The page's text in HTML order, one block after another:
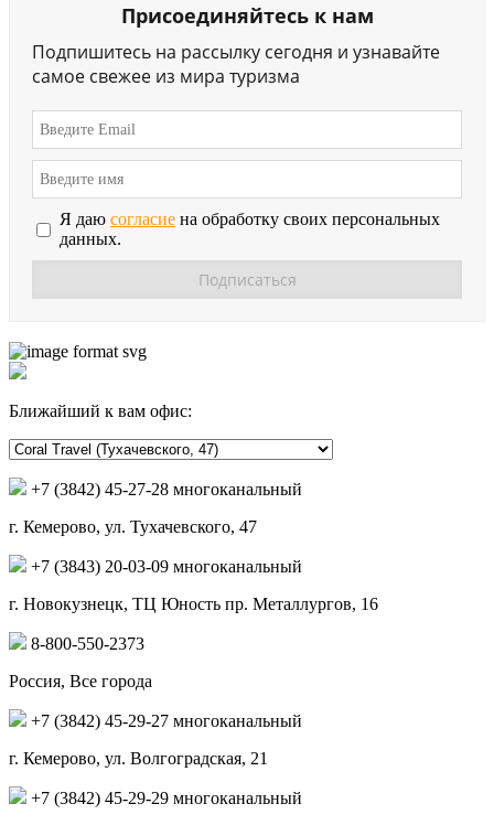
Присоединяйтесь к нам
Подпишитесь на рассылку сегодня и узнавайте
самое свежее из мира туризма
Я даю согласие на обработку своих персональных
данных.
Ближайший к вам офис:
+7 (3842) 45-27-28 многоканальный
г. Кемерово, ул. Тухачевского, 47
+7 (3843) 20-03-09 многоканальный
г. Новокузнецк, ТЦ Юность пр. Металлургов, 16
8-800-550-2373
Россия, Все города
+7 (3842) 45-29-27 многоканальный
г. Кемерово, ул. Волгоградская, 21
+7 (3842) 45-29-29 многоканальный